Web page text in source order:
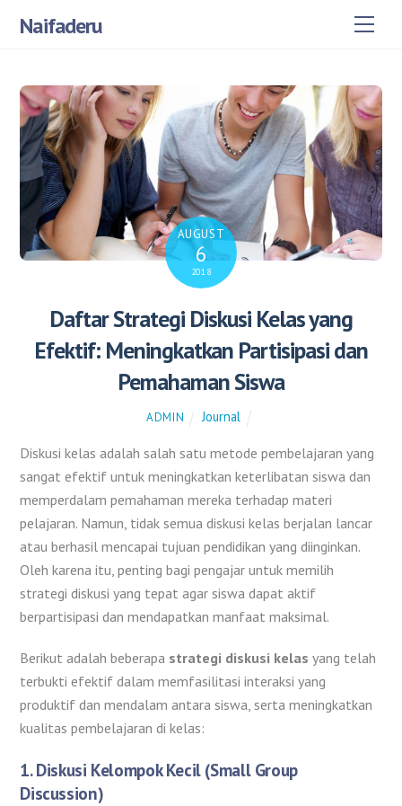
Naifaderu
AUGUST
6
2018
Daftar Strategi Diskusi Kelas yang
Efektif: Meningkatkan Partisipasi dan
Pemahaman Siswa
ADMIN Journal
Diskusi kelas adalah salah satu metode pembelajaran yang
sangat efektif untuk meningkatkan keterlibatan siswa dan
memperdalam pemahaman mereka terhadap materi
pelajaran. Namun, tidak semua diskusi kelas berjalan lancar
atau berhasil mencapai tujuan pendidikan yang diinginkan.
Oleh karena itu, penting bagi pengajar untuk memilih
strategi diskusi yang tepat agar siswa dapat aktif
berpartisipasi dan mendapatkan manfaat maksimal.
Berikut adalah beberapa strategi diskusi kelas yang telah
terbukti efektif dalam memfasilitasi interaksi yang
produktif dan mendalam antara siswa, serta meningkatkan
kualitas pembelajaran di kelas:
1.Diskusi Kelompok Kecil (Small Group
Discussion)